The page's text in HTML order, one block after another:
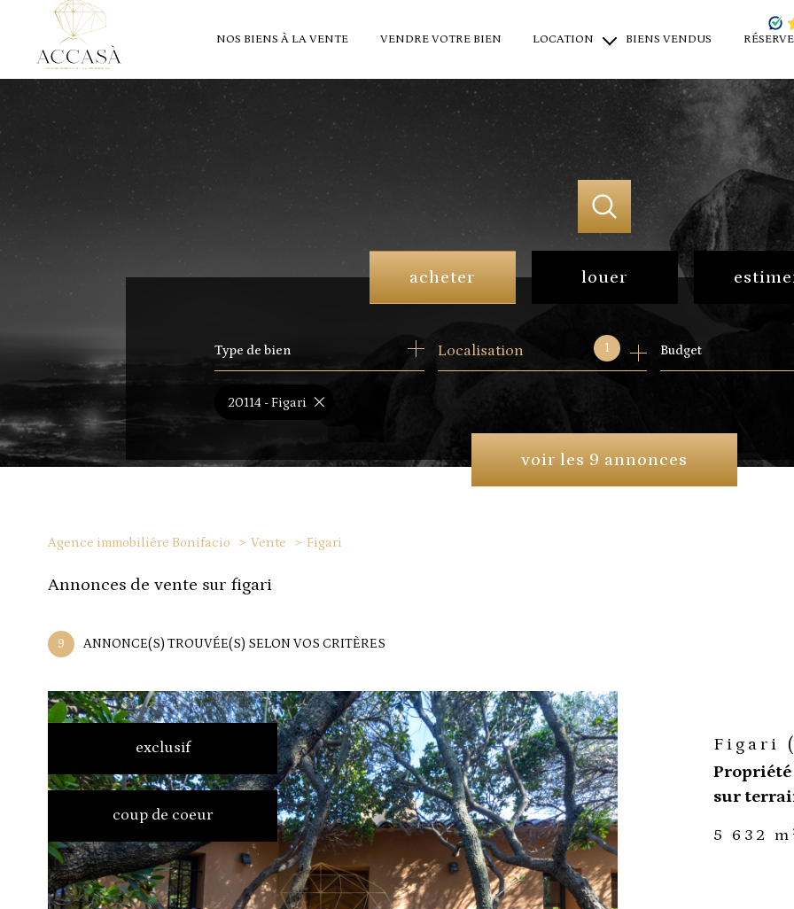
NOS BIENS À LA VENTE VENDRE VOTRE BIEN LOCATION
locations saisonnières
locations à l'année
location professionnel
BIENS VENDUS
acheter
de l'ancien
du neuf
louer
en saisonnier
Type de bien 1
Localisation Budget
voir les 9 annonces
20114 - Figari
Agence immobiliére Bonifacio Vente Figari
annonces de vente sur figari
9 ANNONCE(S) TROUVÉE(S) SELON VOS CRITÈRES
exclusif
coup de coeur
voir le
Figari
Propriété
sur
5 632